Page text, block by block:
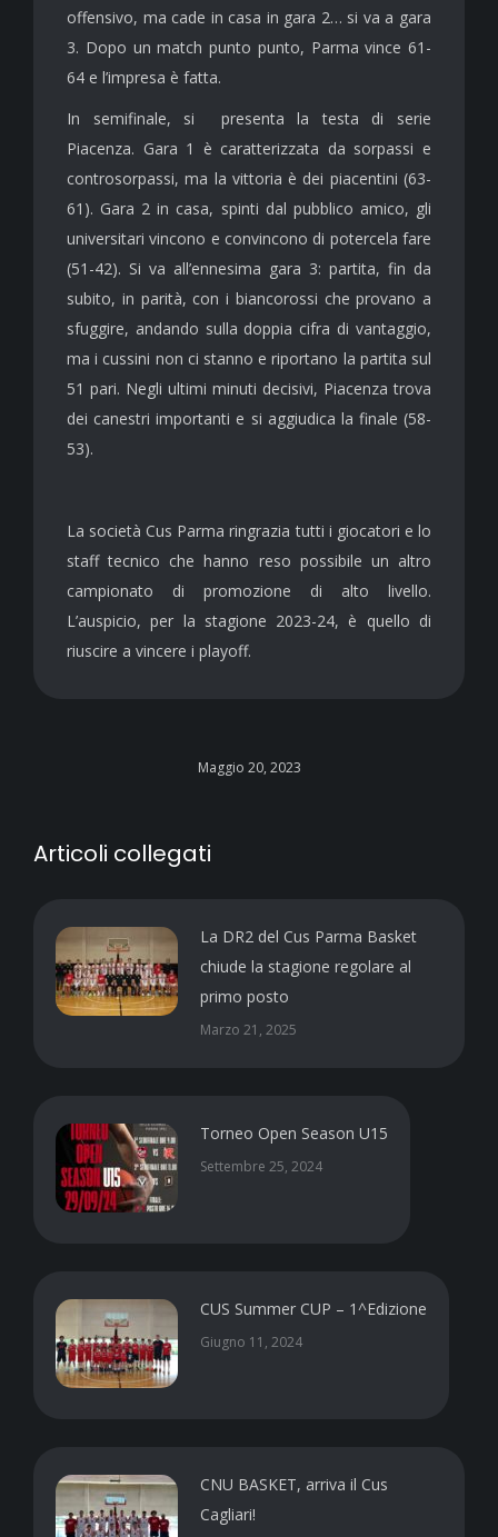
offensivo, ma cade in casa in gara 2… si va a gara
3. Dopo un match punto punto, Parma vince 61-
64 e l’impresa è fatta.
In semifinale, si presenta la testa di serie
Piacenza. Gara 1 è caratterizzata da sorpassi e
controsorpassi, ma la vittoria è dei piacentini (63-
61). Gara 2 in casa, spinti dal pubblico amico, gli
universitari vincono e convincono di potercela fare
(51-42). Si va all’ennesima gara 3: partita, fin da
subito, in parità, con i biancorossi che provano a
sfuggire, andando sulla doppia cifra di vantaggio,
ma i cussini non ci stanno e riportano la partita sul
51 pari. Negli ultimi minuti decisivi, Piacenza trova
dei canestri importanti e si aggiudica la finale (58-
53).
La società Cus Parma ringrazia tutti i giocatori e lo
staff tecnico che hanno reso possibile un altro
campionato di promozione di alto livello.
L’auspicio, per la stagione 2023-24, è quello di
riuscire a vincere i playoff.
Maggio 20, 2023
Articoli collegati
La DR2 del Cus Parma Basket
chiude la stagione regolare al
primo posto
Marzo 21, 2025
Torneo Open Season U15
Settembre 25, 2024
CUS Summer CUP – 1^Edizione
Giugno 11, 2024
CNU BASKET, arriva il Cus
Cagliari!